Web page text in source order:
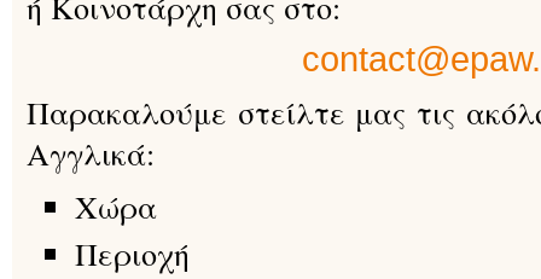
Παρακαλούμε στείλτε μας τις
Αγγλικά:
Χώρα
Περιοχή